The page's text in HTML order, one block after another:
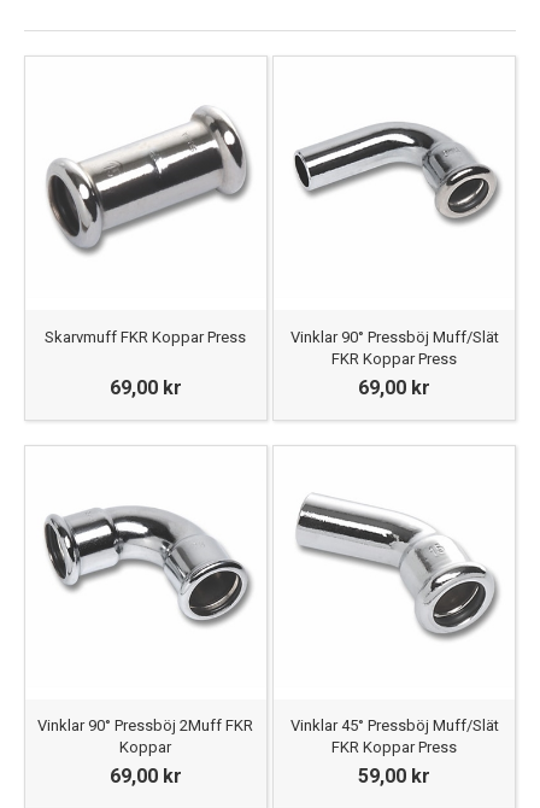
Skarvmuff FKR Koppar Press
69,00 kr
Vinklar 90° Pressböj Muff/Slät
FKR Koppar Press
69,00 kr
Vinklar 90° Pressböj 2Muff FKR
Koppar
69,00 kr
Vinklar 45° Pressböj Muff/Slät
FKR Koppar Press
59,00 kr